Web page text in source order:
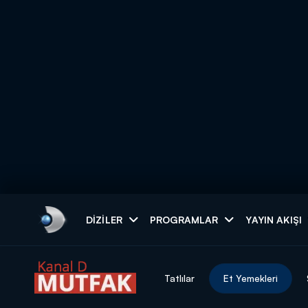
DIZILER PROGRAMLAR YAYIN AKIŞI
ARAMA SONUÇLARI
Tatlılar Et Yemekleri